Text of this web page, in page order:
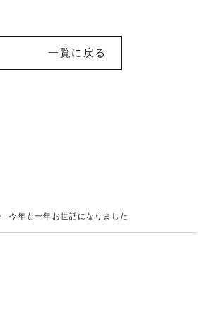
一覧に戻る
今年も一年お世話になりました